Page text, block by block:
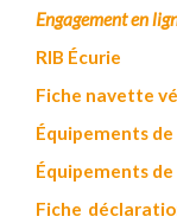
Engagement en
RIB Écurie
Fiche navette
Équipements
Équipements
Fiche